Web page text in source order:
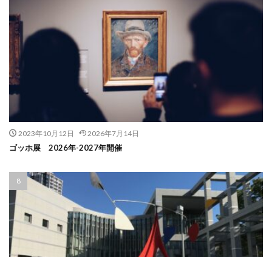
2023年10月12日 2026年7月14日
ゴッホ展 2026年-2027年開催